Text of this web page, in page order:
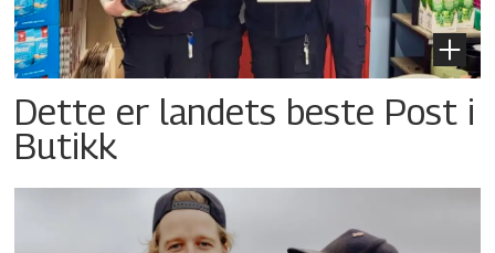
Dette er landets beste Post i
Butikk